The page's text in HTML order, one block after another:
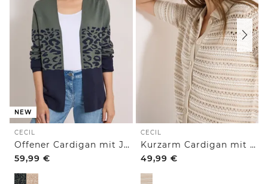
NEW
CECIL
Offener Cardigan mit Jacquard-Muster
59,99 €
CECIL
Kurzarm Cardigan mit Polokragen
49,99 €